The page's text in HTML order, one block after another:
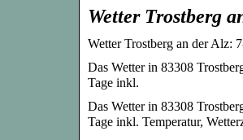
Wetter Trostberg
Wetter Trostberg an der Alz:
Das Wetter in 83308
Tage inkl.
Das Wetter in 83308
Tage inkl. Temperatur,